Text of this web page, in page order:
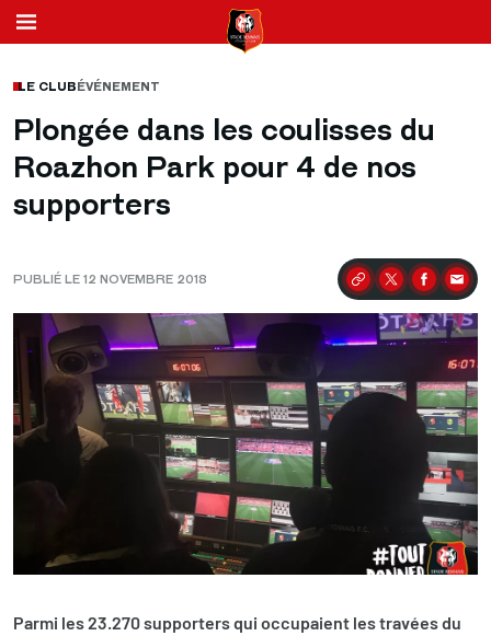
LE CLUBÉVÉNEMENT
Plongée dans les coulisses du
Roazhon Park pour 4 de nos
supporters
PUBLIÉ LE 12 NOVEMBRE 2018 Partager
Parmi les 23.270 supporters qui occupaient les travées du